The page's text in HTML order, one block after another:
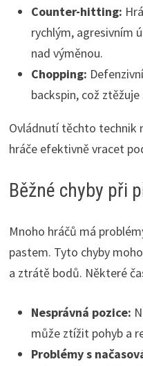
Counter-hitting:
rychlým, agresivním
nad výměnou.
Chopping:
backspin, což
Ovládnutí těchto technik
hráče efektivně vracet
Běžné chyby při
Mnoho hráčů má
pastem. Tyto chyby
a ztrátě bodů. Některé
Nesprávná pozice:
může ztížit pohyb a
Problémy s